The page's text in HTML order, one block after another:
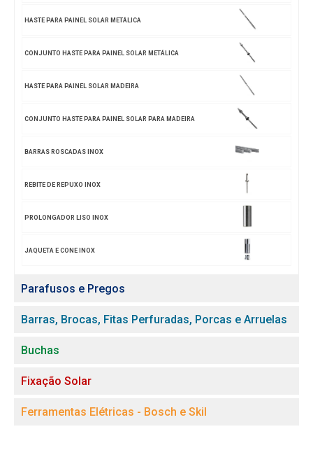
HASTE PARA PAINEL SOLAR METÁLICA
CONJUNTO HASTE PARA PAINEL SOLAR METÁLICA
HASTE PARA PAINEL SOLAR MADEIRA
CONJUNTO HASTE PARA PAINEL SOLAR PARA MADEIRA
BARRAS ROSCADAS INOX
REBITE DE REPUXO INOX
PROLONGADOR LISO INOX
JAQUETA E CONE INOX
Parafusos e Pregos
Barras, Brocas, Fitas Perfuradas, Porcas e Arruelas
Buchas
Fixação Solar
Ferramentas Elétricas - Bosch e Skil